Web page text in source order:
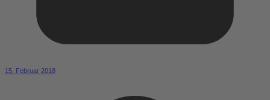
15. Februar 2018